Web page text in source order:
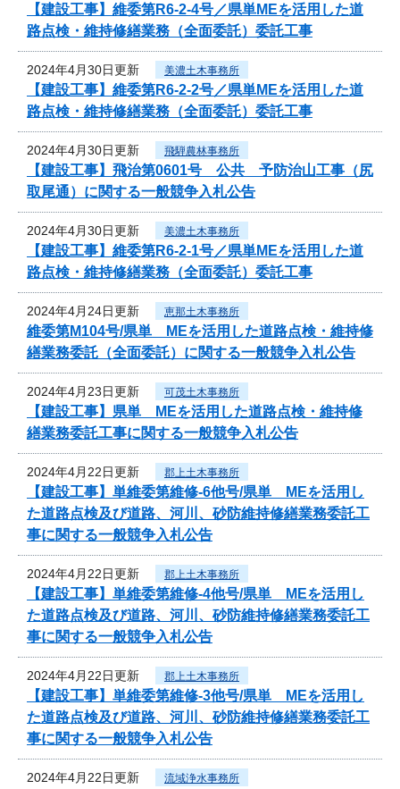
【建設工事】維委第R6-2-4号／県単MEを活用した道
路点検・維持修繕業務（全面委託）委託工事
2024年4月30日更新 美濃土木事務所
【建設工事】維委第R6-2-2号／県単MEを活用した道
路点検・維持修繕業務（全面委託）委託工事
2024年4月30日更新 飛騨農林事務所
【建設工事】飛治第0601号 公共 予防治山工事（尻
取尾通）に関する一般競争入札公告
2024年4月30日更新 美濃土木事務所
【建設工事】維委第R6-2-1号／県単MEを活用した道
路点検・維持修繕業務（全面委託）委託工事
2024年4月24日更新 恵那土木事務所
維委第M104号/県単 MEを活用した道路点検・維持修
繕業務委託（全面委託）に関する一般競争入札公告
2024年4月23日更新 可茂土木事務所
【建設工事】県単 MEを活用した道路点検・維持修
繕業務委託工事に関する一般競争入札公告
2024年4月22日更新 郡上土木事務所
【建設工事】単維委第維修‐6他号/県単 MEを活用し
た道路点検及び道路、河川、砂防維持修繕業務委託工
事に関する一般競争入札公告
2024年4月22日更新 郡上土木事務所
【建設工事】単維委第維修‐4他号/県単 MEを活用し
た道路点検及び道路、河川、砂防維持修繕業務委託工
事に関する一般競争入札公告
2024年4月22日更新 郡上土木事務所
【建設工事】単維委第維修‐3他号/県単 MEを活用し
た道路点検及び道路、河川、砂防維持修繕業務委託工
事に関する一般競争入札公告
2024年4月22日更新 流域浄水事務所